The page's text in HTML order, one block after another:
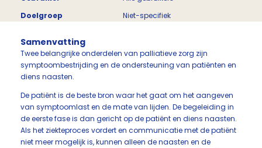
Doelgroep
Niet-specifiek
Samenvatting
Twee belangrijke onderdelen van palliatieve zorg zijn
symptoombestrijding en de ondersteuning van patiënten en
diens naasten.
De patiënt is de beste bron waar het gaat om het aangeven
van symptoomlast en de mate van lijden. De begeleiding in
de eerste fase is dan gericht op de patiënt en diens naasten.
Als het ziekteproces vordert en communicatie met de patiënt
niet meer mogelijk is, kunnen alleen de naasten en de